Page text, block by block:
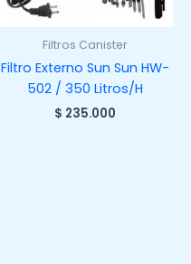
Filtros Canister
Filtro Externo Sun Sun HW-
502 / 350 Litros/H
$ 235.000